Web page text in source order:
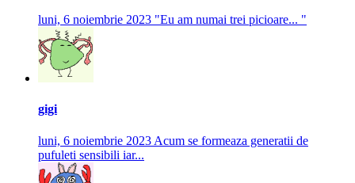
luni, 6 noiembrie 2023 "Eu am numai trei picioare... "
gigi
luni, 6 noiembrie 2023 Acum se formeaza generatii de
pufuleti sensibili iar...